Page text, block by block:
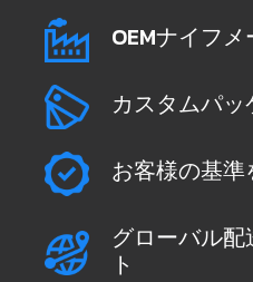
OEMナイフ
カスタムパ
お客様の基
グローバル
ト